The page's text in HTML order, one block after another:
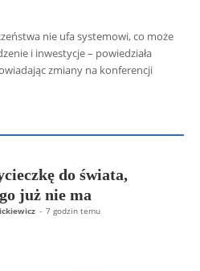
nie ufa systemowi, co może
i inwestycje – powiedziała
zmiany na konferencji
Borowik
Antoni Radczenko
Artur Płokszto
Grzegorz Górny
Wąsowicz SDB
do świata,
już nie ma
- 7 godzin temu